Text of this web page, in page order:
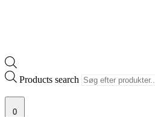
Products search
0